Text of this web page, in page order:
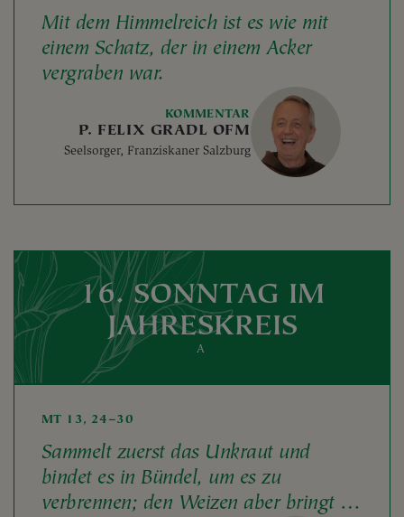
Mit dem Himmelreich ist es wie mit
einem Schatz, der in einem Acker
vergraben war.
KOMMENTAR
P. FELIX GRADL OFM
Seelsorger, Franziskaner Salzburg
16. SONNTAG IM
JAHRESKREIS
A
MT 13, 24–30
Sammelt zuerst das Unkraut und
bindet es in Bündel, um es zu
verbrennen; den Weizen aber bringt in